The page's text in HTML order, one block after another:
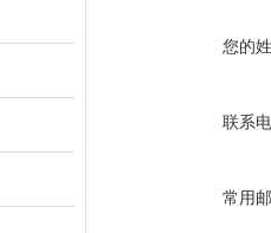
您的
联系
常用